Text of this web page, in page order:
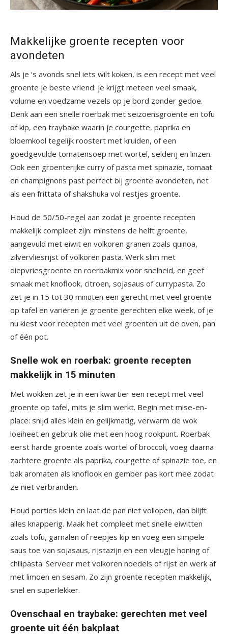
Makkelijke groente recepten voor
avondeten
Als je ‘s avonds snel iets wilt koken, is een recept met veel
groente je beste vriend: je krijgt meteen veel smaak,
volume en voedzame vezels op je bord zonder gedoe.
Denk aan een snelle roerbak met seizoensgroente en tofu
of kip, een traybake waarin je courgette, paprika en
bloemkool tegelijk roostert met kruiden, of een
goedgevulde tomatensoep met wortel, selderij en linzen.
Ook een groenterijke curry of pasta met spinazie, tomaat
en champignons past perfect bij groente avondeten, net
als een frittata of shakshuka vol restjes groente.
Houd de 50/50-regel aan zodat je groente recepten
makkelijk compleet zijn: minstens de helft groente,
aangevuld met eiwit en volkoren granen zoals quinoa,
zilvervliesrijst of volkoren pasta. Werk slim met
diepvriesgroente en roerbakmix voor snelheid, en geef
smaak met knoflook, citroen, sojasaus of currypasta. Zo
zet je in 15 tot 30 minuten een gerecht met veel groente
op tafel en variëren je groente gerechten elke week, of je
nu kiest voor recepten met veel groenten uit de oven, pan
of één pot.
Snelle wok en roerbak: groente recepten
makkelijk in 15 minuten
Met wokken zet je in een kwartier een recept met veel
groente op tafel, mits je slim werkt. Begin met mise-en-
place: snijd alles klein en gelijkmatig, verwarm de wok
loeiheet en gebruik olie met een hoog rookpunt. Roerbak
eerst harde groente zoals wortel of broccoli, voeg daarna
zachtere groente als paprika, courgette of spinazie toe, en
bak aromaten als knoflook en gember pas kort mee zodat
ze niet verbranden.
Houd porties klein en laat de pan niet vollopen, dan blijft
alles knapperig. Maak het compleet met snelle eiwitten
zoals tofu, garnalen of reepjes kip en voeg een simpele
saus toe van sojasaus, rijstazijn en een vleugje honing of
chilipasta. Serveer met volkoren noedels of rijst en werk af
met limoen en sesam. Zo zijn groente recepten makkelijk,
snel en superlekker.
Ovenschaal en traybake: gerechten met veel
groente uit één bakplaat